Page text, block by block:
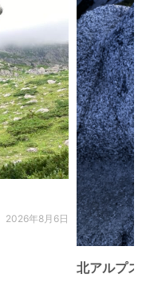
2026年8月6日
北アルプ